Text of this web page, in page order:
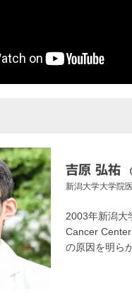
吉原 弘祐
新潟大学大学院
2003年新潟大
Cancer
の原因を明ら